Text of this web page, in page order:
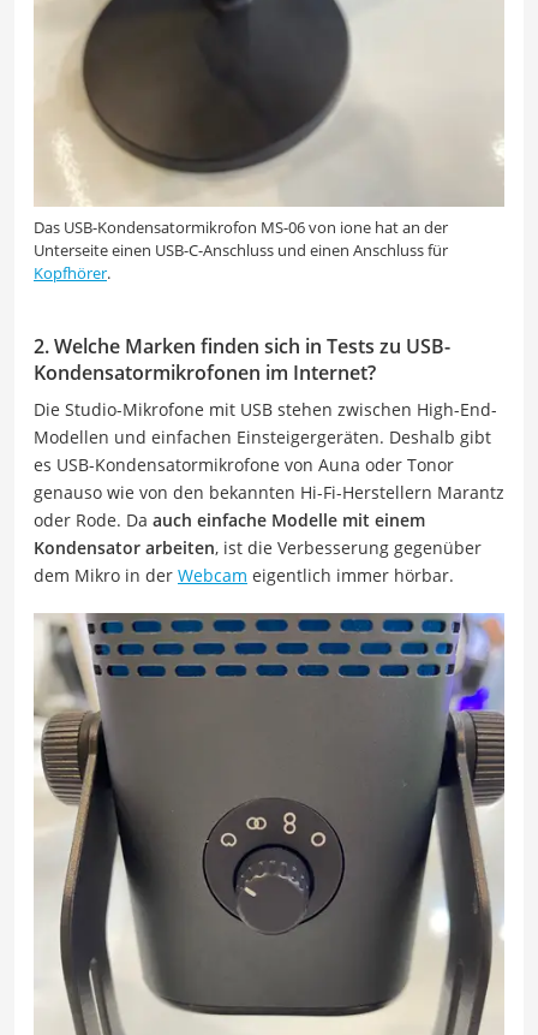
Das USB-Kondensatormikrofon MS-06 von ione hat an der
Unterseite einen USB-C-Anschluss und einen Anschluss für
Kopfhörer.
2. Welche Marken finden sich in Tests zu USB-
Kondensatormikrofonen im Internet?
Die Studio-Mikrofone mit USB stehen zwischen High-End-
Modellen und einfachen Einsteigergeräten. Deshalb gibt
es USB-Kondensatormikrofone von Auna oder Tonor
genauso wie von den bekannten Hi-Fi-Herstellern Marantz
oder Rode. Da auch einfache Modelle mit einem
Kondensator arbeiten, ist die Verbesserung gegenüber
dem Mikro in der Webcam eigentlich immer hörbar.